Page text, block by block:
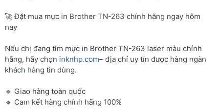
🚀 Đặt mua mực in Brother TN-263 chính hãng ngay hôm
nay
Nếu chị đang tìm mực in Brother TN-263 laser màu chính
hãng, hãy chọn inknhp.com– địa chỉ uy tín được hàng ngàn
khách hàng tin dùng.
🔹 Giao hàng toàn quốc
🔹 Cam kết hàng chính hãng 100%